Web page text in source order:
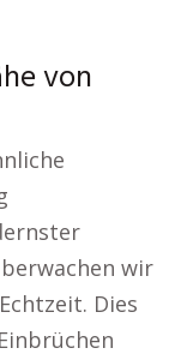
von
wir
Dies